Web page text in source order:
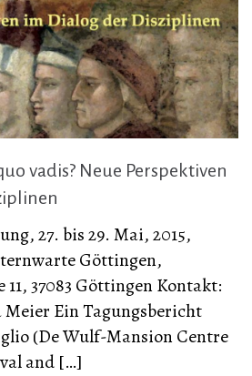
vadis? Neue Perspektiven
27. bis 29. Mai, 2015,
Göttingen,
37083 Göttingen Kontakt:
Ein Tagungsbericht
(De Wulf-Mansion Centre
and […]